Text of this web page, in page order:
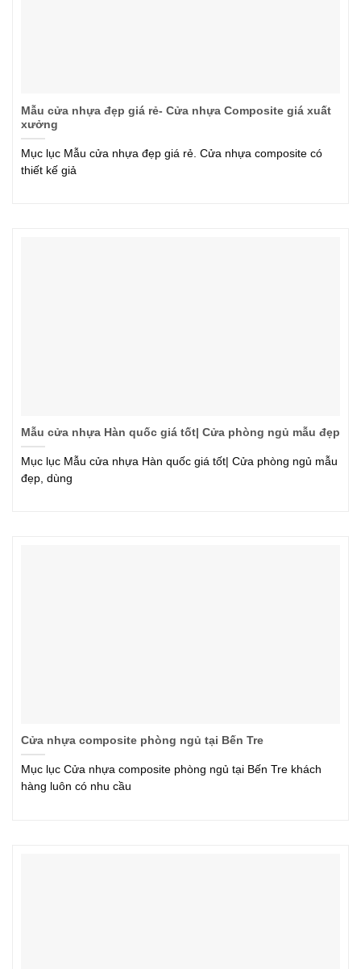
Mẫu cửa nhựa đẹp giá rẻ- Cửa nhựa Composite giá xuất
xưởng
Mục lục Mẫu cửa nhựa đẹp giá rẻ. Cửa nhựa composite có
thiết kế giả
Mẫu cửa nhựa Hàn quốc giá tốt| Cửa phòng ngủ mẫu đẹp
Mục lục Mẫu cửa nhựa Hàn quốc giá tốt| Cửa phòng ngủ mẫu
đẹp, dùng
Cửa nhựa composite phòng ngủ tại Bến Tre
Mục lục Cửa nhựa composite phòng ngủ tại Bến Tre khách
hàng luôn có nhu cầu